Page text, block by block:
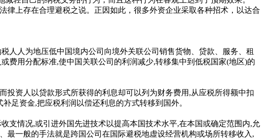
上存在合理避税之说。正因如此，很多外资企业采取各种招术，以达合
人为地压低中国境内公司向境外关联公司销售货物、贷款、服务、租
费用分配标准,使中国关联公司的利润减少,转移集中到低税国家(地区)的
资人以贷款形式所获得的利息却可以列为财务费用,从应税所得额中扣
足资金,把应税利润以偿还利息的方式转移到国外。
情况,或引进外国先进技术以提高本国技术水平,在本国或确定范围内,允
一般的手法就是跨国公司在国际避税地虚设经营机构或场所转移收入,